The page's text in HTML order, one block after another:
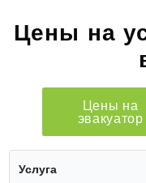
Цены на
Цены на
эвакуатор
Услуга